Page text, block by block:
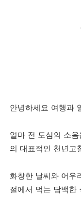
안녕하세요 여행과
얼마 전 도심의 소
의 대표적인 천년고
화창한 날씨와 어우
절에서 먹는 담백한